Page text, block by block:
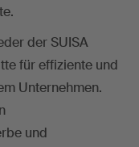
der SUISA
für effiziente und
Unternehmen.
und